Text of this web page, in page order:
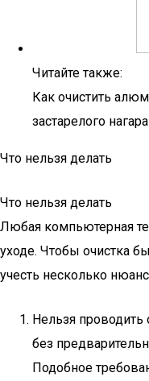
Читайте также:
Как очистить
застарелого нагара
Что нельзя делать
Что нельзя делать
Любая компьютерная
уходе. Чтобы очистка
учесть несколько
Нельзя проводить
без
Подобное